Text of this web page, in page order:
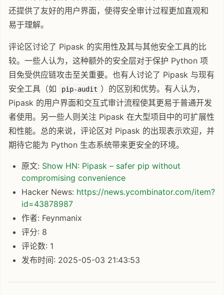
还提供了友好的用户界面，使得安全审计过程更加直观和
易于理解。
评论区讨论了 Pipask 的实用性及其与其他安全工具的比
较。一些人认为，这种额外的安全层对于保护 Python 项
目免受供应链攻击至关重要。也有人讨论了 Pipask 与现有
安全工具（如
pip-audit ）的区别和优势。有人认为，
Pipask 的用户界面和交互式审计流程使其更易于普通开发
者使用。另一些人则关注 Pipask 在大型项目中的可扩展性
和性能。总的来说，评论区对 Pipask 的出现表示欢迎，并
期待它能为 Python 生态系统带来更安全的环境。
原文: Show HN: Pipask – safer pip without
compromising convenience
Hacker News: https://news.ycombinator.com/item?
id=43878987
作者: Feynmanix
评分: 8
评论数: 1
发布时间: 2025-05-03 21:43:53